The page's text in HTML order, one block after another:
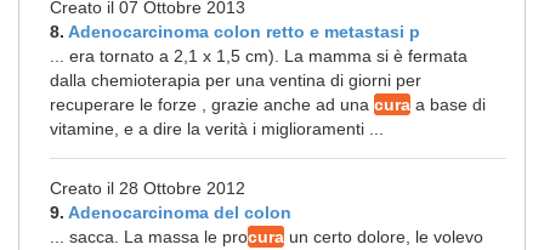
Creato il 07 Ottobre 2013
8. Adenocarcinoma colon retto e metastasi p
... era tornato a 2,1 x 1,5 cm). La mamma si è fermata
dalla chemioterapia per una ventina di giorni per
recuperare le forze , grazie anche ad una cura a base di
vitamine, e a dire la verità i miglioramenti ...
Creato il 28 Ottobre 2012
9. Adenocarcinoma del colon
... sacca. La massa le procura un certo dolore, le volevo